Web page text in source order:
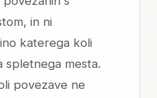
in ni
katerega koli
spletnega mesta.
povezave ne